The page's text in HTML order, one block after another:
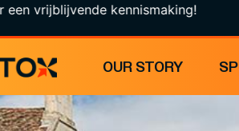
kennismaking!
OUR STORY